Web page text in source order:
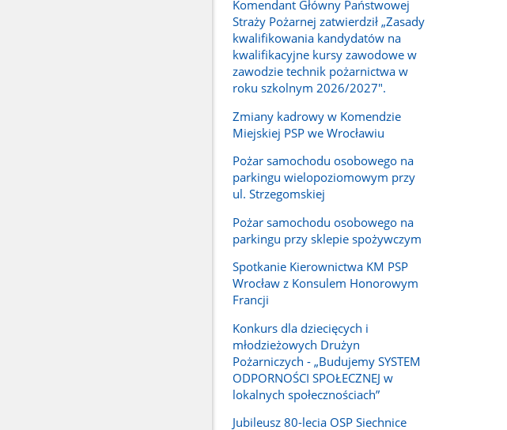
Komendant Główny Państwowej
Straży Pożarnej zatwierdził „Zasady
kwalifikowania kandydatów na
kwalifikacyjne kursy zawodowe w
zawodzie technik pożarnictwa w
roku szkolnym 2026/2027".
Zmiany kadrowy w Komendzie
Miejskiej PSP we Wrocławiu
Pożar samochodu osobowego na
parkingu wielopoziomowym przy
ul. Strzegomskiej
Pożar samochodu osobowego na
parkingu przy sklepie spożywczym
Spotkanie Kierownictwa KM PSP
Wrocław z Konsulem Honorowym
Francji
Konkurs dla dziecięcych i
młodzieżowych Drużyn
Pożarniczych - „Budujemy SYSTEM
ODPORNOŚCI SPOŁECZNEJ w
lokalnych społecznościach”
Jubileusz 80-lecia OSP Siechnice